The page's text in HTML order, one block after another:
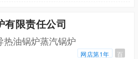
有限责任公司
油锅炉蒸汽锅炉
网店第1年 百